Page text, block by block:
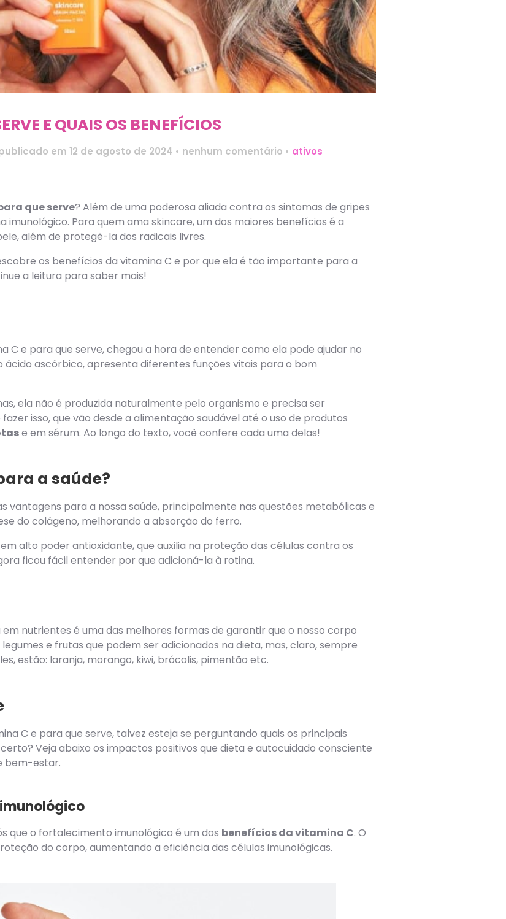
E QUAIS OS BENEFÍCIOS
em 12 de agosto de 2024 • nenhum comentário • ativos
que serve? Além de uma poderosa aliada contra os sintomas de gripes
imunológico. Para quem ama skincare, um dos maiores benefícios é a
além de protegê-la dos radicais livres.
os benefícios da vitamina C e por que ela é tão importante para a
a leitura para saber mais!
C e para que serve, chegou a hora de entender como ela pode ajudar no
ácido ascórbico, apresenta diferentes funções vitais para o bom
ela não é produzida naturalmente pelo organismo e precisa ser
isso, que vão desde a alimentação saudável até o uso de produtos
e em sérum. Ao longo do texto, você confere cada uma delas!
a saúde?
vantagens para a nossa saúde, principalmente nas questões metabólicas e
do colágeno, melhorando a absorção do ferro.
alto poder antioxidante, que auxilia na proteção das células contra os
ficou fácil entender por que adicioná-la à rotina.
nutrientes é uma das melhores formas de garantir que o nosso corpo
e frutas que podem ser adicionados na dieta, mas, claro, sempre
estão: laranja, morango, kiwi, brócolis, pimentão etc.
C e para que serve, talvez esteja se perguntando quais os principais
Veja abaixo os impactos positivos que dieta e autocuidado consciente
bem-estar.
que o fortalecimento imunológico é um dos benefícios da vitamina C. O
do corpo, aumentando a eficiência das células imunológicas.